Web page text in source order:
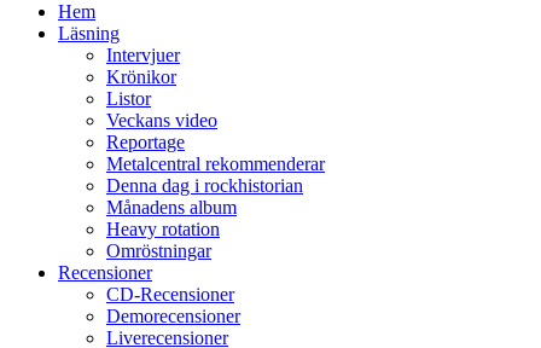
Hem
Läsning
Intervjuer
Krönikor
Listor
Veckans video
Reportage
Metalcentral rekommenderar
Denna dag i rockhistorian
Månadens album
Heavy rotation
Omröstningar
Recensioner
CD-Recensioner
Demorecensioner
Liverecensioner